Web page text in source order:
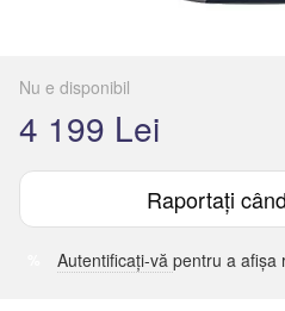
Nu e disponibil
4 199 Lei
Raportați
Autentificați-vă pentru a afișa